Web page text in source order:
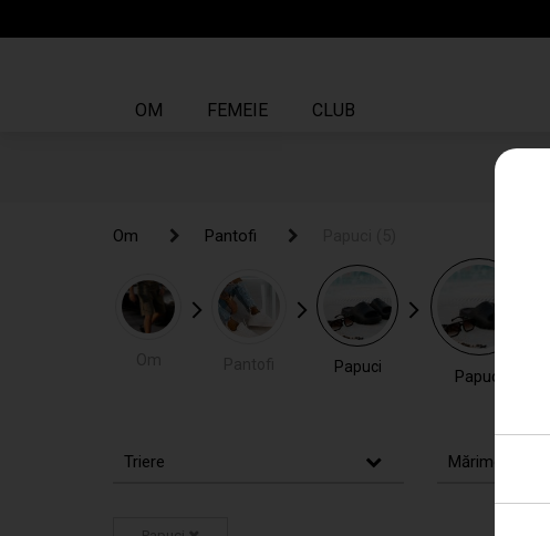
OM FEMEIE CLUB
Om Pantofi
Om Pantofi
Papuci Papuci
Triere Mărimea